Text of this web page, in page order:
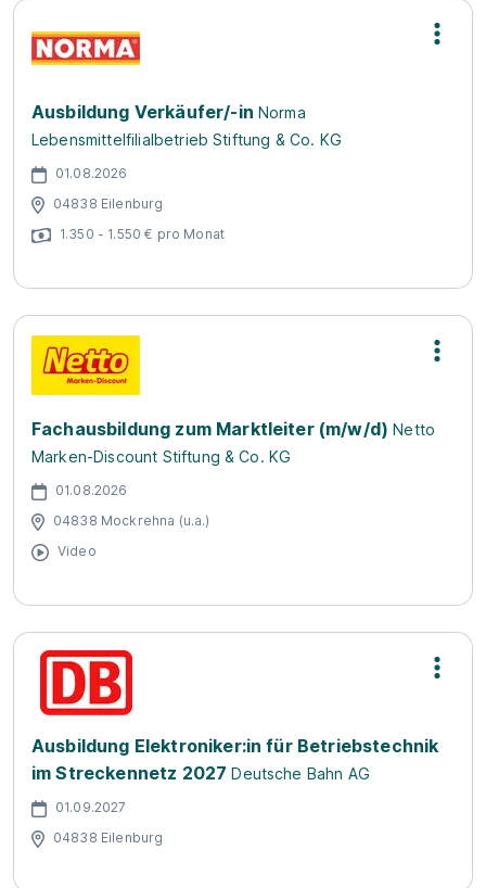
Ausbildung Verkäufer/-in Norma
Lebensmittelfilialbetrieb Stiftung & Co. KG
01.08.2026
04838 Eilenburg
1.350 - 1.550 € pro Monat
Fachausbildung zum Marktleiter (m/w/d) Netto
Marken-Discount Stiftung & Co. KG
01.08.2026
04838 Mockrehna (u.a.)
Video
Ausbildung Elektroniker:in für Betriebstechnik
im Streckennetz 2027 Deutsche Bahn AG
01.09.2027
04838 Eilenburg